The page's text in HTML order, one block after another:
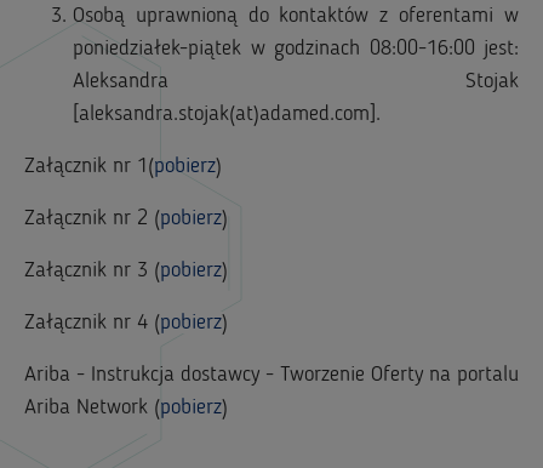
Osobą uprawnioną do kontaktów z oferentami w
poniedziałek-piątek w godzinach 08:00-16:00 jest:
Aleksandra Stojak
[aleksandra.stojak(at)adamed.com].
Załącznik nr 1(pobierz)
Załącznik nr 2 (pobierz)
Załącznik nr 3 (pobierz)
Załącznik nr 4 (pobierz)
Ariba - Instrukcja dostawcy - Tworzenie Oferty na portalu
Ariba Network (pobierz)